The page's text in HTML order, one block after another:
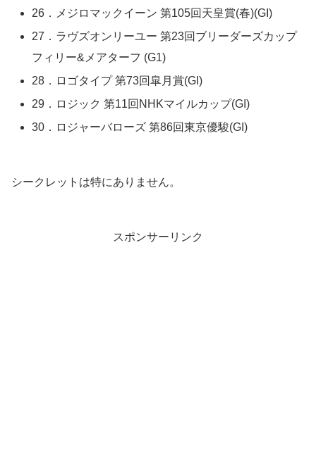
26．メジロマックイーン 第105回天皇賞(春)(GI)
27．ラヴズオンリーユー 第23回ブリーダーズカップ
フィリー&メアターフ (G1)
28．ロゴタイプ 第73回皐月賞(GI)
29．ロジック 第11回NHKマイルカップ(GI)
30．ロジャーバローズ 第86回東京優駿(GI)
シークレットは特にありません。
スポンサーリンク